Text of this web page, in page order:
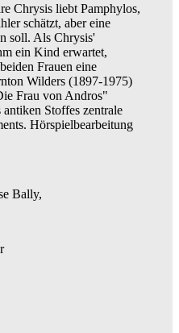
Chrysis liebt Pamphylos,
schätzt, aber eine
soll. Als Chrysis'
ein Kind erwartet,
Frauen eine
Wilders (1897-1975)
Frau von Andros"
Stoffes zentrale
Hörspielbearbeitung
Bally,